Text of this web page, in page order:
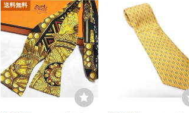
送料無料